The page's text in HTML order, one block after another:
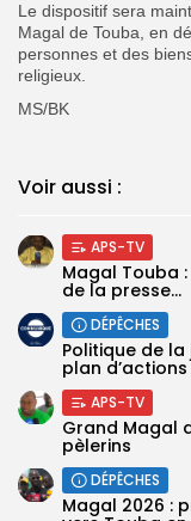
Le dispositif sera
Magal de Touba, en
personnes et des
religieux.
MS/BK
Voir aussi :
APS-TV
Magal Touba
de la presse...
DÉPÊCHES
Politique de la
plan
APS-TV
Grand Magal
pèlerins
DÉPÊCHES
Magal 2026 :